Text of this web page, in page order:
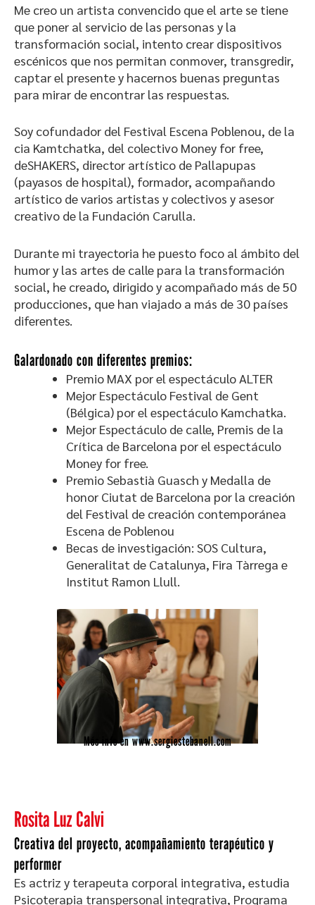
Me creo un artista convencido que el arte se tiene
que poner al servicio de las personas y la
transformación social, intento crear dispositivos
escénicos que nos permitan conmover, transgredir,
captar el presente y hacernos buenas preguntas
para mirar de encontrar las respuestas.
Soy cofundador del Festival Escena Poblenou, de la
cia Kamtchatka, del colectivo Money for free,
deSHAKERS, director artístico de Pallapupas
(payasos de hospital), formador, acompañando
artístico de varios artistas y colectivos y asesor
creativo de la Fundación Carulla.
Durante mi trayectoria he puesto foco al ámbito del
humor y las artes de calle para la transformación
social, he creado, dirigido y acompañado más de 50
producciones, que han viajado a más de 30 países
diferentes.
Galardonado con diferentes premios:
Premio MAX por el espectáculo ALTER
Mejor Espectáculo Festival de Gent
(Bélgica) por el espectáculo Kamchatka.
Mejor Espectáculo de calle, Premis de la
Crítica de Barcelona por el espectáculo
Money for free.
Premio Sebastià Guasch y Medalla de
honor Ciutat de Barcelona por la creación
del Festival de creación contemporánea
Escena de Poblenou
Becas de investigación: SOS Cultura,
Generalitat de Catalunya, Fira Tàrrega e
Institut Ramon Llull.
Més info en www.sergiestebanell.com
Rosita Luz Calvi
Creativa del proyecto, acompañamiento terapéutico y
performer
Es actriz y terapeuta corporal integrativa, estudia
Psicoterapia transpersonal integrativa, Programa